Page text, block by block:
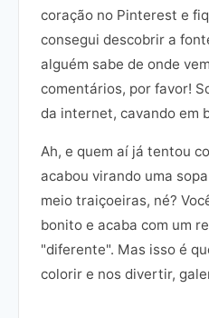
coração no Pinterest e
consegui descobrir a
alguém sabe de onde
comentários, por favor!
da internet, cavando em
Ah, e quem aí já tentou
acabou virando uma
meio traiçoeiras, né?
bonito e acaba com um
"diferente". Mas isso é
colorir e nos divertir,